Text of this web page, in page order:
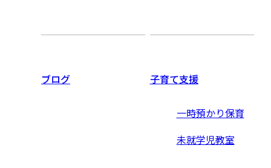
ブログ 子育て支援
一時預かり保育
未就学児教室